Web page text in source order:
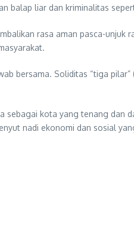
balap liar dan kriminalitas
rasa aman pasca-unjuk
bersama. Soliditas “tiga
kota yang tenang dan
nadi ekonomi dan sosial